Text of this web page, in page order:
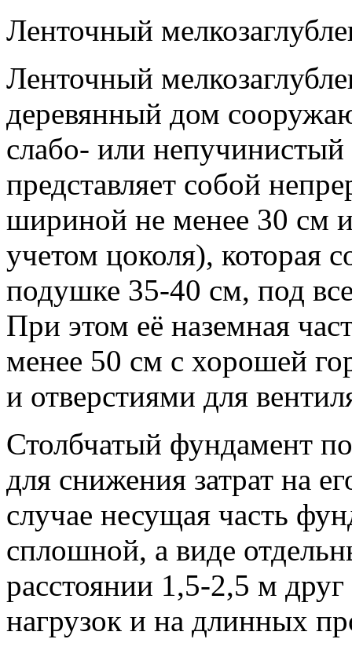
Ленточный
Ленточный
деревянный дом
слабо- или
представляет собой
шириной не менее 30 см
учетом цоколя), которая
подушке 35-40 см, под
При этом её наземная
менее 50 см с хорошей
и отверстиями для
Столбчатый фундамент
для снижения затрат на
случае несущая часть
сплошной, а виде
расстоянии 1,5-2,5 м
нагрузок и на длинных